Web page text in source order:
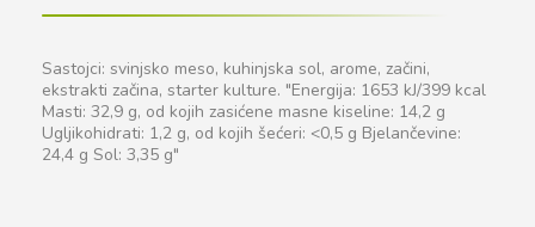
Sastojci: svinjsko meso, kuhinjska sol, arome, začini,
ekstrakti začina, starter kulture. "Energija: 1653 kJ/399 kcal
Masti: 32,9 g, od kojih zasićene masne kiseline: 14,2 g
Ugljikohidrati: 1,2 g, od kojih šećeri: <0,5 g Bjelančevine:
24,4 g Sol: 3,35 g"